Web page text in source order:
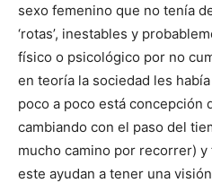
sexo femenino que no tenía
‘rotas’, inestables y
físico o psicológico por no
en teoría la sociedad les
poco a poco está concepción
cambiando con el paso del
mucho camino por recorrer)
este ayudan a tener una